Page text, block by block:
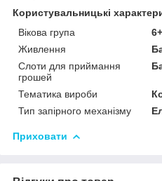
Користувальницькі
Вікова група
6+
Живлення
Слоти для приймання
грошей
Тематика вироби
Тип запірного механізму
Приховати